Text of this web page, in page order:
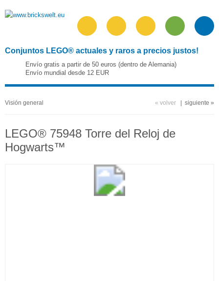
Conjuntos LEGO® actuales y raros a precios justos!
Envío gratis a partir de 50 euros (dentro de Alemania)
Envío mundial desde 12 EUR
Visión general « volver siguiente »
LEGO® 75948 Torre del Reloj de
Hogwarts™